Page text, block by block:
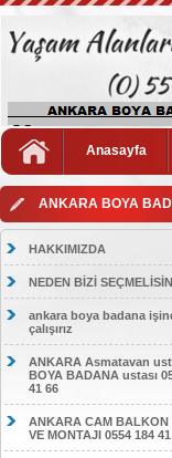
Anasayfa
ANKARA BOYA
HAKKIMIZDA
NEDEN BİZİ
ankara boya badana
çalışırız
ANKARA Asmatavan
BOYA BADANA ustası
41 66
ANKARA CAM BALKON
VE MONTAJI 0554 184